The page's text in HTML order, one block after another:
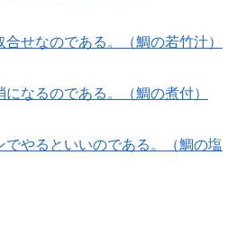
せなのである。（鯛の若竹汁）
なるのである。（鯛の煮付）
やるといいのである。（鯛の塩